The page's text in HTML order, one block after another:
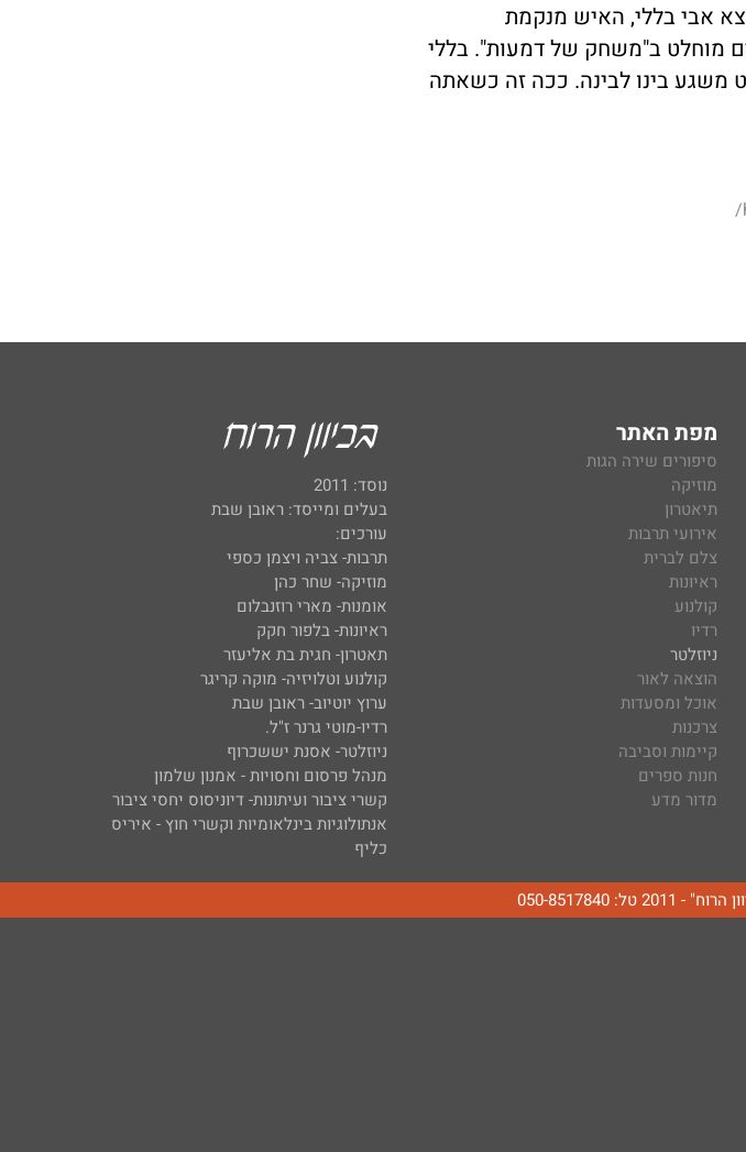
אבי בללי, האיש מנקמת
מוחלט ב"משחק של דמעות". בללי
משגע בינו לבינה. ככה זה כשאתה
מפת האתר
סיפורים שירה הגות
מוזיקה
תיאטרון
אירועי תרבות
צלם לברית
ראיונות
קולנוע
רדיו
ניוזלטר
הוצאה לאור
אוכל ומסעדות
צרכנות
קיימות וסביבה
חנות ספרים
מדור מדע
נוסד: 2011
בעלים ומייסד: ראובן שבת
עורכים:
תרבות- צביה ויצמן כספי
מוזיקה- שחר כהן
אומנות- מארי רוזנבלום
ראיונות- בלפור חקק
תאטרון- חגית בת אליעזר
קולנוע וטלויזיה- מוקה קריגר
ערוץ יוטיוב- ראובן שבת
רדיו-מוטי גרנר ז"ל.
ניוזלטר- אסנת יששכרוף
מנהל פרסום וחסויות - אמנון שלמון
קשרי ציבור ועיתונות- דיוניסוס יחסי ציבור
אנתולוגיות בינלאומיות וקשרי חוץ - איריס
כליף
050-8517840